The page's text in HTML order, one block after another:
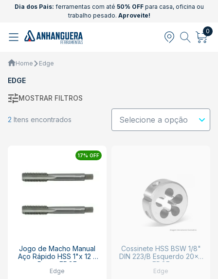
Dia dos Pais: ferramentas com até 50% OFFpara casa, oficina ou
trabalho pesado. Aproveite!
0
Home Edge
EDGE
MOSTRAR FILTROS
2 Itens encontrados
17% OFF
Jogo de Macho Manual
Aço Rápido HSS 1"x 12 2
Peças EDGE
Edge
Cossinete HSS BSW 1/8"
DIN 223/B Esquerdo 20x5
EDGE
Edge